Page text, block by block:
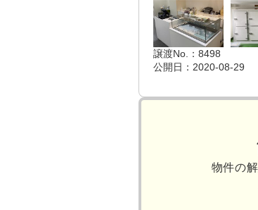
譲渡No.：8498
公開日：2020-08-29
物件の